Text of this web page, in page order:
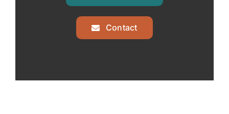
Contact